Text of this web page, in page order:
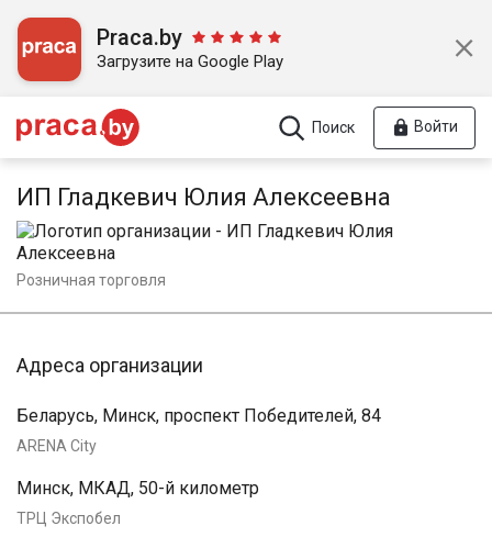
Praca.by
Загрузите на Google Play
Поиск Войти
ИП Гладкевич Юлия Алексеевна
Розничная торговля
Адреса организации
Беларусь, Минск, проспект Победителей, 84
ARENA City
Минск, МКАД, 50-й километр
ТРЦ Экспобел